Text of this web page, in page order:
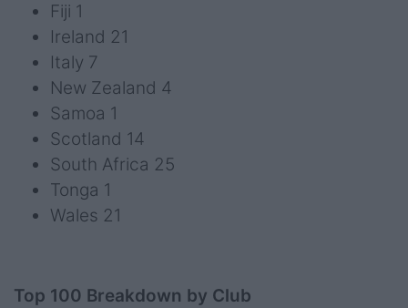
Fiji 1
Ireland 21
Italy 7
New Zealand 4
Samoa 1
Scotland 14
South Africa 25
Tonga 1
Wales 21
Top 100 Breakdown by Club